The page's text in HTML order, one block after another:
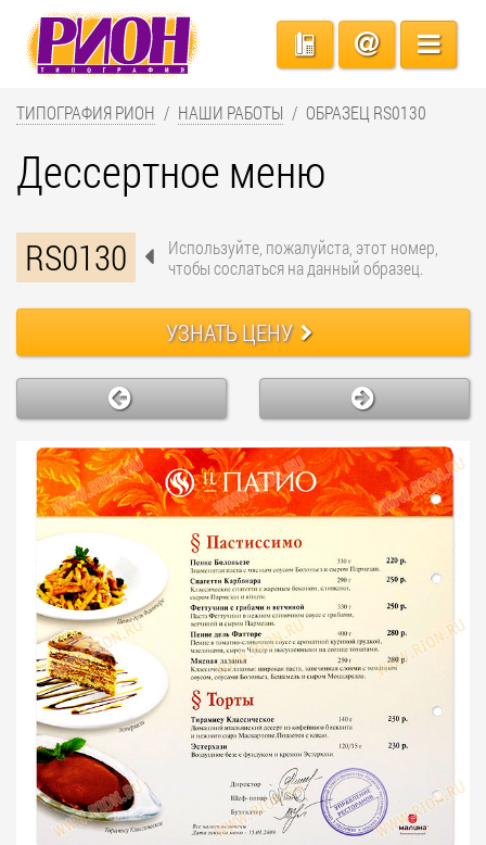
ТИПОГРАФИЯ РИОН НАШИ РАБОТЫ ОБРАЗЕЦ RS0130
Дессертное меню
RS0130
Используйте, пожалуйста, этот номер,
чтобы сослаться на данный образец.
УЗНАТЬ ЦЕНУ